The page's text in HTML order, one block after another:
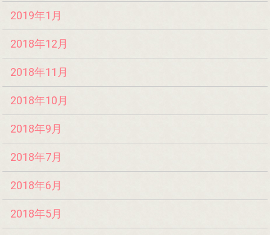
2019年1月
2018年12月
2018年11月
2018年10月
2018年9月
2018年7月
2018年6月
2018年5月